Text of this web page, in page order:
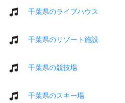
千葉県のライブハウス
千葉県のリゾート施設
千葉県の競技場
千葉県のスキー場